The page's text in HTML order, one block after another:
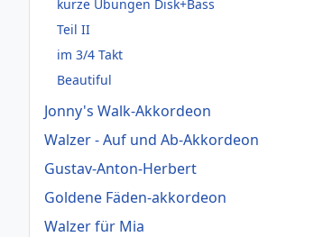
kurze Übungen Disk+Bass
Teil II
im 3/4 Takt
Beautiful
Jonny's Walk-Akkordeon
Walzer - Auf und Ab-Akkordeon
Gustav-Anton-Herbert
Goldene Fäden-akkordeon
Walzer für Mia